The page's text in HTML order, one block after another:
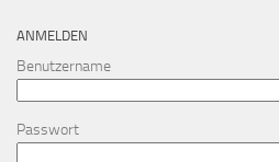
ANMELDEN
Benutzername
Passwort